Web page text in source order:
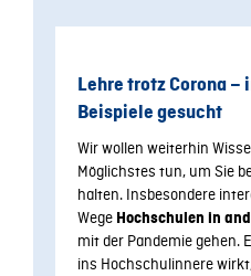
Lehre trotz Corona
Beispiele gesucht
Wir wollen weiterhin
Möglichstes tun, um Sie
halten. Insbesondere
Wege Hochschulen in
mit der Pandemie gehen.
ins Hochschulinnere